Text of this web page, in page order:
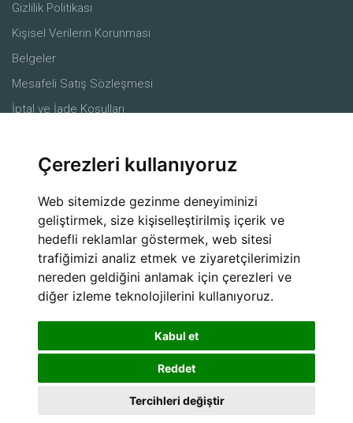
Çerezleri kullanıyoruz
Web sitemizde gezinme deneyiminizi
geliştirmek, size kişiselleştirilmiş içerik ve
hedefli reklamlar göstermek, web sitesi
trafiğimizi analiz etmek ve ziyaretçilerimizin
nereden geldiğini anlamak için çerezleri ve
diğer izleme teknolojilerini kullanıyoruz.
Kabul et
Reddet
Tercihleri değiştir
Gizlilik Politikası
Kişisel Verilerin Korunması
Belgeler
Mesafeli Satış Sözleşmesi
İptal ve İade Koşulları
Ürünler
Ziraat mühendisleri
Alıcılar
Lojistik Firmaları
Sosyal Medya